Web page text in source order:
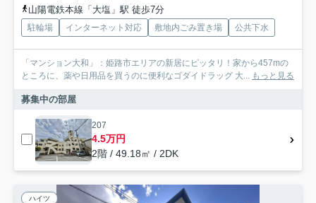
山陽電鉄本線「大塩」駅 徒歩7分
駐輪場 インターネット対応 敷地内ごみ置き場 公共下水
「マンション大和」：姫路市エリアの新居にピッタリ！家から457mの
ところに、薬や日用品を買うのに便利なゴダイドラッグ 大...
もっと見る
募集中の部屋
207
4.5万円
2階 / 49.18㎡ / 2DK
ハイツ